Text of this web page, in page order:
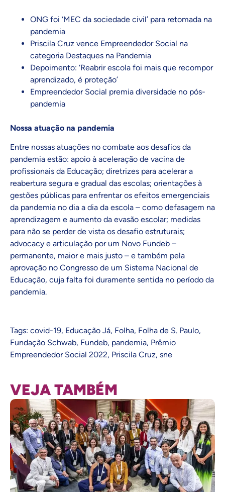
ONG foi ‘MEC da sociedade civil’ para retomada na
pandemia
Priscila Cruz vence Empreendedor Social na
categoria Destaques na Pandemia
Depoimento: ‘Reabrir escola foi mais que recompor
aprendizado, é proteção’
Empreendedor Social premia diversidade no pós-
pandemia
Nossa atuação na pandemia
Entre nossas atuações no combate aos desafios da
pandemia estão: apoio à aceleração de vacina de
profissionais da Educação; diretrizes para acelerar a
reabertura segura e gradual das escolas; orientações à
gestões públicas para enfrentar os efeitos emergenciais
da pandemia no dia a dia da escola – como defasagem na
aprendizagem e aumento da evasão escolar; medidas
para não se perder de vista os desafio estruturais;
advocacy e articulação por um Novo Fundeb –
permanente, maior e mais justo – e também pela
aprovação no Congresso de um Sistema Nacional de
Educação, cuja falta foi duramente sentida no período da
pandemia.
Tags: covid-19, Educação Já, Folha, Folha de S. Paulo,
Fundação Schwab, Fundeb, pandemia, Prêmio
Empreendedor Social 2022, Priscila Cruz, sne
VEJA TAMBÉM